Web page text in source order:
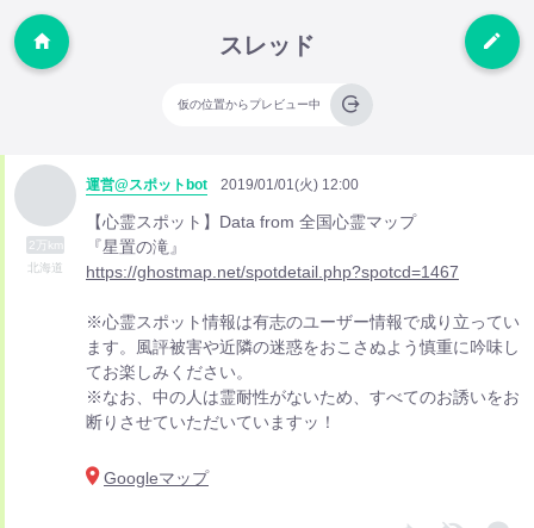
スレッド
仮の位置からプレビュー中
2万km
北海道
運営@スポットbot 2019/01/01(火) 12:00
【心霊スポット】Data from 全国心霊マップ
『星置の滝』
https://ghostmap.net/spotdetail.php?spotcd=1467
※心霊スポット情報は有志のユーザー情報で成り立ってい
ます。風評被害や近隣の迷惑をおこさぬよう慎重に吟味し
てお楽しみください。
※なお、中の人は霊耐性がないため、すべてのお誘いをお
断りさせていただいていますッ！
Googleマップ